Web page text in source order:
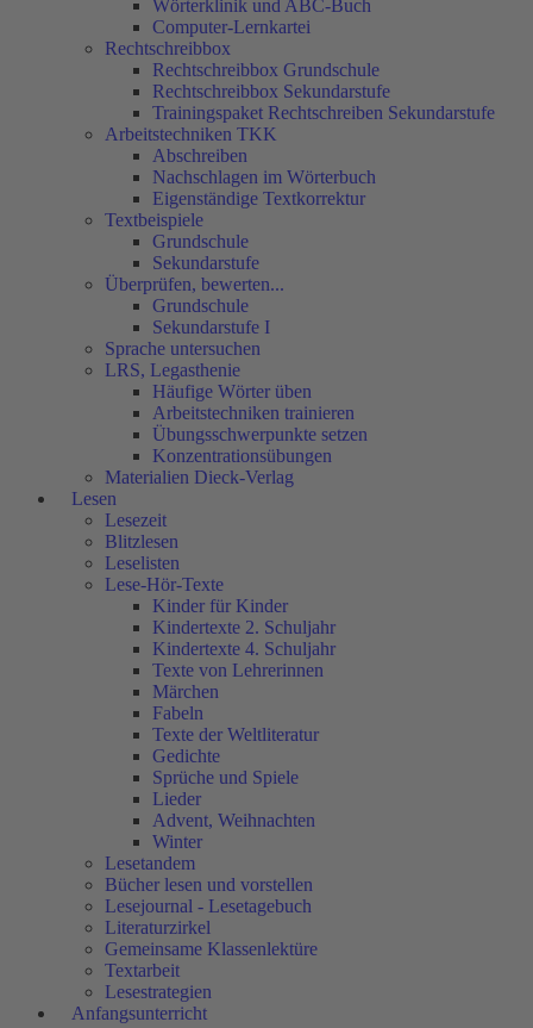
Wörterklinik und ABC-Buch
Computer-Lernkartei
Rechtschreibbox
Rechtschreibbox Grundschule
Rechtschreibbox Sekundarstufe
Trainingspaket Rechtschreiben Sekundarstufe
Arbeitstechniken TKK
Abschreiben
Nachschlagen im Wörterbuch
Eigenständige Textkorrektur
Textbeispiele
Grundschule
Sekundarstufe
Überprüfen, bewerten...
Grundschule
Sekundarstufe I
Sprache untersuchen
LRS, Legasthenie
Häufige Wörter üben
Arbeitstechniken trainieren
Übungsschwerpunkte setzen
Konzentrationsübungen
Materialien Dieck-Verlag
Lesen
Lesezeit
Blitzlesen
Leselisten
Lese-Hör-Texte
Kinder für Kinder
Kindertexte 2. Schuljahr
Kindertexte 4. Schuljahr
Texte von Lehrerinnen
Märchen
Fabeln
Texte der Weltliteratur
Gedichte
Sprüche und Spiele
Lieder
Advent, Weihnachten
Winter
Lesetandem
Bücher lesen und vorstellen
Lesejournal - Lesetagebuch
Literaturzirkel
Gemeinsame Klassenlektüre
Textarbeit
Lesestrategien
Anfangsunterricht